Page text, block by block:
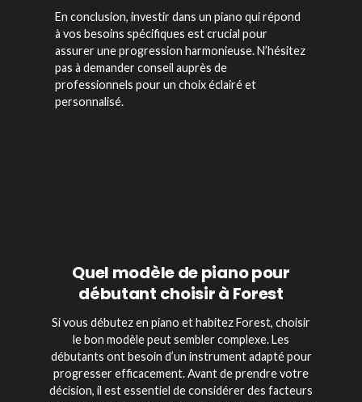
En conclusion, investir dans un piano qui répond
à vos besoins spécifiques est crucial pour
assurer une progression harmonieuse. N’hésitez
pas à demander conseil auprès de
professionnels pour un choix éclairé et
personnalisé.
Quel modèle de piano pour
débutant choisir à Forest
Si vous débutez en piano et habitez Forest, choisir
le bon modèle peut sembler complexe. Les
débutants ont besoin d’un instrument adapté pour
progresser efficacement. Avant de prendre votre
décision, il est essentiel de considérer des facteurs